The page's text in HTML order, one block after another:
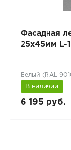
Фасадная
25x45мм L-
Белый (RAL
В наличии
6 195 руб.